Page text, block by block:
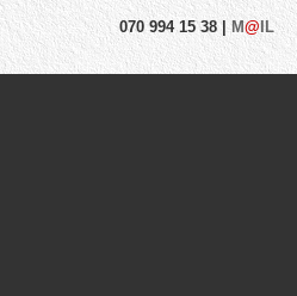
070 994 15 38| M@ IL